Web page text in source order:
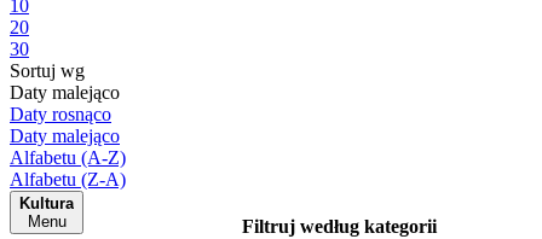
10
20
30
Sortuj wg
Daty malejąco
Daty rosnąco
Daty malejąco
Alfabetu (A-Z)
Alfabetu (Z-A)
Kultura
Menu
Filtruj według kategorii